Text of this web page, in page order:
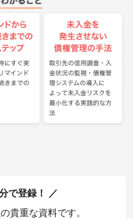
で登録！
の貴重な資料です。